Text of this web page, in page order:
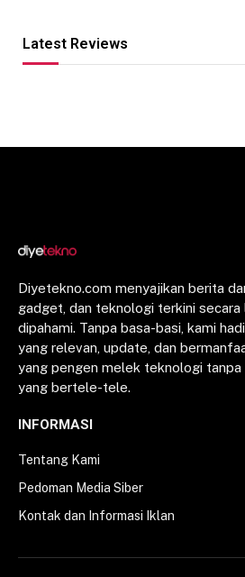
Latest Reviews
Diyetekno.com menyajikan berita
gadget, dan teknologi terkini secara
dipahami. Tanpa basa-basi, kami
yang relevan, update, dan
yang pengen melek teknologi tanpa
yang bertele-tele.
INFORMASI
Tentang Kami
Pedoman Media Siber
Kontak dan Informasi Iklan